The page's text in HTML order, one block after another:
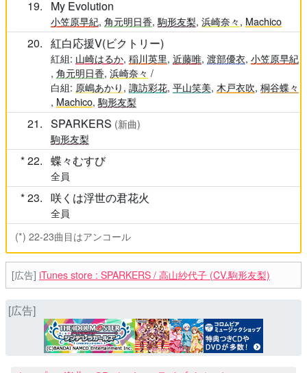
19 My Evolution
小笠原早紀, 角元明日香,駒形友梨, 浜崎奈々 , Machico
20 紅白応援V(ビクトリー)
紅組: 山崎はるか, 稲川英里, 近藤唯, 渡部優衣, 小笠原早紀
, 角元明日香, 浜崎奈々 /
白組: 原嶋あかり , 諏訪彩花, 平山笑美, 木戸衣吹, 桐谷蝶々
, Machico,駒形友梨
21 SPARKERS (新曲)
駒形友梨
22 蝶々むすび
全員
23 咲くは浮世の君花火
全員
(*) 22-23曲目はアンコール
[広告] iTunes store : SPARKERS / 高山紗代子 (CV.駒形友梨)
[広告]